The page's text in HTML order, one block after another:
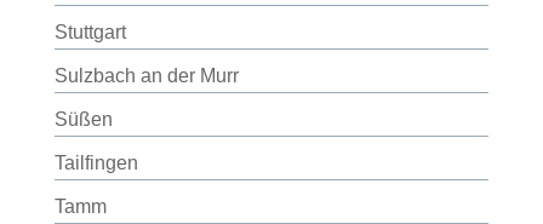
Stuttgart
Sulzbach an der Murr
Süßen
Tailfingen
Tamm